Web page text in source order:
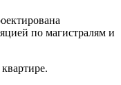
по магистралям и